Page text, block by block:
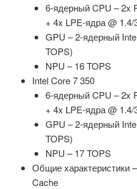
6-ядерный CPU – 2x
+ 4x LPE-ядра @ 1.4/
GPU – 2-ядерный
TOPS)
NPU – 16 TOPS
Intel Core 7 350
6-ядерный CPU – 2x
+ 4x LPE-ядра @ 1.4/
GPU – 2-ядерный
TOPS)
NPU – 17 TOPS
Общие характеристики
Cache